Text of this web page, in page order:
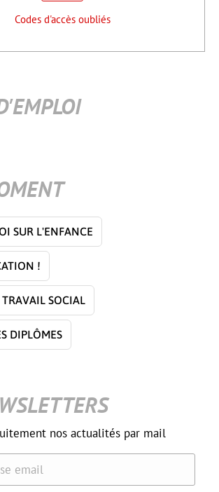
Codes d'accès oubliés
SUR L'ENFANCE
!
SOCIAL
DIPLÔMES
nos actualités par mail
email